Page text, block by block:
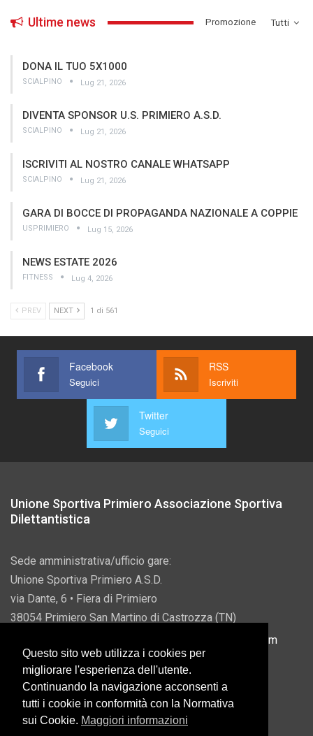
Tutti
Ultime news ­Promozione
DONA IL TUO 5X1000
SCIALPINO Lug 21, 2026
DIVENTA SPONSOR U.S. PRIMIERO A.S.D.
SCIALPINO Lug 21, 2026
ISCRIVITI AL NOSTRO CANALE WHATSAPP
SCIALPINO Lug 21, 2026
GARA DI BOCCE DI PROPAGANDA NAZIONALE A COPPIE
USPRIMIERO Lug 15, 2026
NEWS ESTATE 2026
FITNESS Lug 4, 2026
PREV NEXT 1 di 561
Facebook
Seguici
RSS
Iscriviti
Twitter
Seguici
Unione Sportiva Primiero Associazione Sportiva
Dilettantistica
Sede amministrativa/ufficio gare:
Unione Sportiva Primiero A.S.D.
via Dante, 6 • Fiera di Primiero
38054 Primiero San Martino di Castrozza (TN)
info@usprimiero.com
Vantaggi da Pubblica Amministrazione
Questo sito web utilizza i cookies per
migliorare l'esperienza dell'utente.
Continuando la navigazione acconsenti a
tutti i cookie in conformità con la Normativa
sui Cookie. Maggiori informazioni